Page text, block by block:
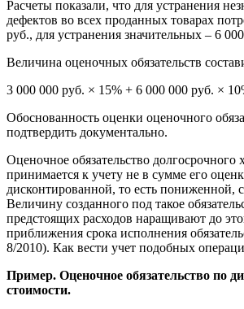
Расчеты показали, что для устранения
дефектов во всех проданных товарах
руб., для устранения значительных – 6
Величина оценочных обязательств
3 000 000 руб. × 15% + 6 000 000 руб. ×
Обоснованность оценки оценочного
подтвердить документально.
Оценочное обязательство долгосрочного
принимается к учету не в сумме его
дисконтированной, то есть пониженной,
Величину созданного под такое
предстоящих расходов наращивают до
приближения срока исполнения
8/2010). Как вести учет подобных
Пример. Оценочное обязательство по
стоимости.